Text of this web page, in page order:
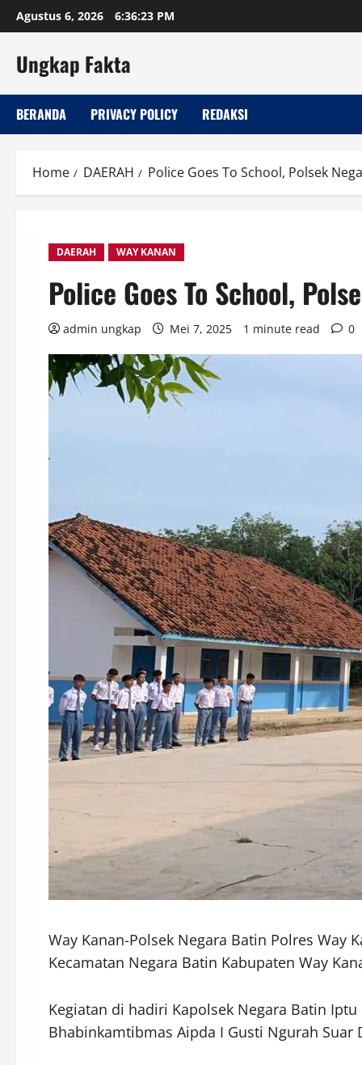
Skip
to
Agustus 6, 2026 6:36:24 PM
Ungkap Fakta
BERANDA PRIVACY POLICY REDAKSI
Home DAERAH Police Goes To School, Polsek
DAERAH WAY KANAN
Police Goes To School,
admin ungkap Mei 7, 2025 1 minute read 0
Way Kanan-Polsek Negara Batin Polres Way
Kecamatan Negara Batin Kabupaten Way
Kegiatan di hadiri Kapolsek Negara Batin
Bhabinkamtibmas Aipda I Gusti Ngurah